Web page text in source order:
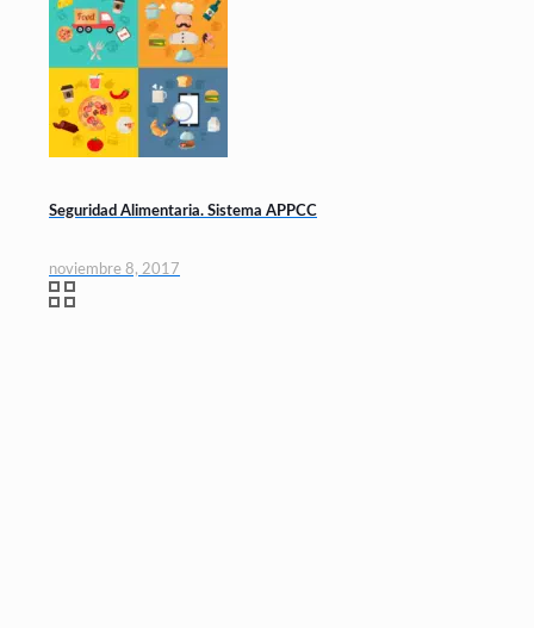
Seguridad Alimentaria. Sistema APPCC
noviembre 8, 2017